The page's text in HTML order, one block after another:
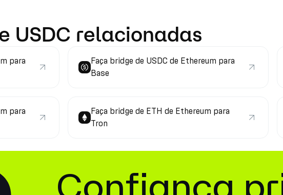
USDC relacionadas
para
Faça bridge de USDC de Ethereum para
Base
para
Faça bridge de ETH de Ethereum para
Tron
Confiança